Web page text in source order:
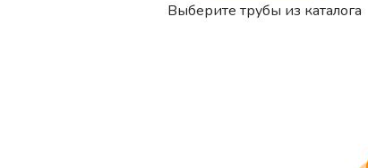
Выберите трубы из каталога